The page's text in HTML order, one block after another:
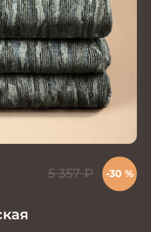
5 357₽ -30 %